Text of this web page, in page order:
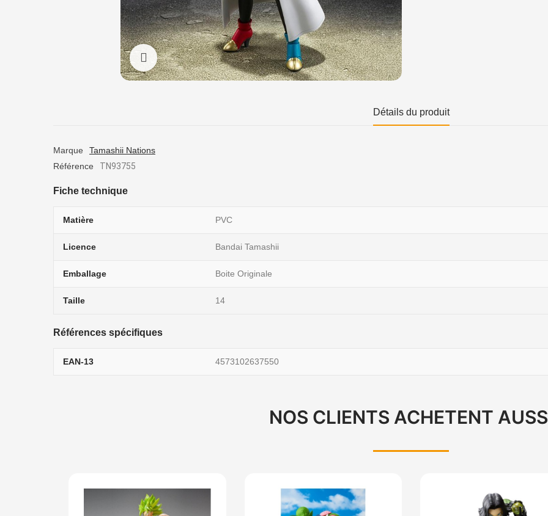
Cliquez pour agrandir
Détails du produit
Marque
Tamashii Nations
Référence
TN93755
Fiche technique
Matière PVC
Licence Bandai Tamashii
Emballage Boite Originale
Taille 14
Références spécifiques
EAN-13 4573102637550
NOS CLIENTS ACHETENT